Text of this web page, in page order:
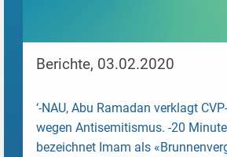
Berichte, 03.02.2020
‘-NAU, Abu Ramadan verklagt
wegen Antisemitismus. -20
bezeichnet Imam als